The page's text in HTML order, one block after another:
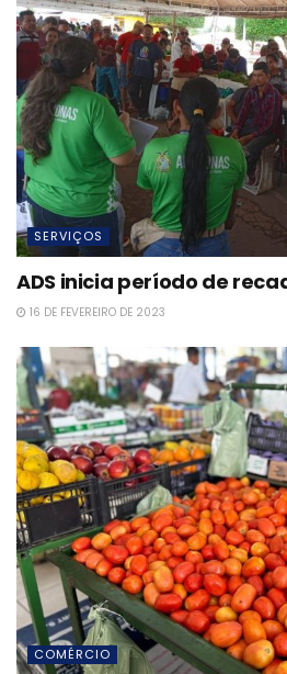
SERVIÇOS
ADS inicia período de
16 DE FEVEREIRO DE 2023
COMÉRCIO